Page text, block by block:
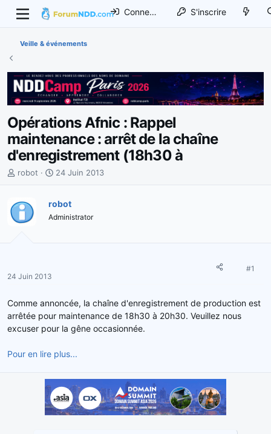
Connexion S'inscrire
Veille & événements
Opérations Afnic : Rappel
maintenance : arrêt de la chaîne
d'enregistrement (18h30 à
I
t
i
r
e
l
a
i
robot
D
e
d
24 Juin 2013
robot
Administrator
24 Juin 2013
#1
Comme annoncée, la chaîne d'enregistrement de production est
arrêtée pour maintenance de 18h30 à 20h30. Veuillez nous
excuser pour la gêne occasionnée.
Pour en lire plus...